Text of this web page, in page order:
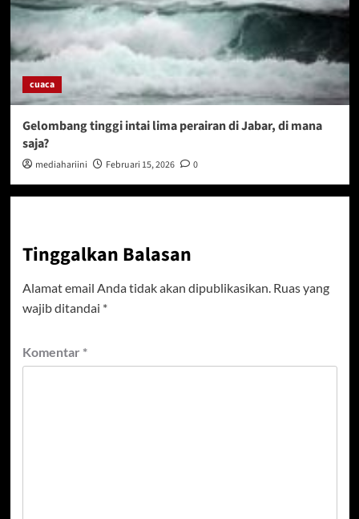
cuaca
Gelombang tinggi intai lima perairan di Jabar, di mana
saja?
mediahariini Februari 15, 2026 0
Tinggalkan Balasan
Alamat email Anda tidak akan dipublikasikan. Ruas yang
wajib ditandai *
Komentar *